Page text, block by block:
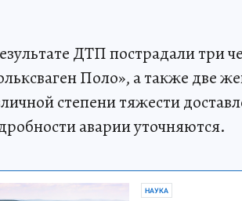
ДТП пострадали три
Поло», а также две
степени тяжести
аварии уточняются.
НАУКА